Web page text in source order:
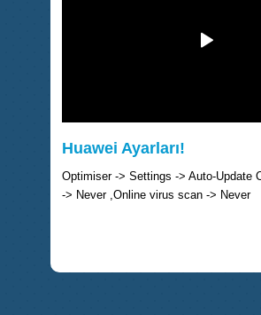
Huawei Ayarları!
Optimiser -> Settings -> Auto-Update
-> Never ,Online virus scan -> Never